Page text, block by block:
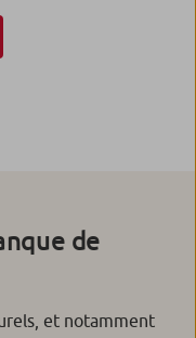
de
et notamment